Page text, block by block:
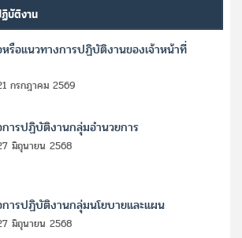
บัติงาน
รือแนวทางการปฏิบัติงานของเจ้าหน้าที่
กรกฎาคม 2569
ารปฏิบัติงานกลุ่มอำนวยการ
มิถุนายน 2568
ารปฏิบัติงานกลุ่มนโยบายและแผน
มิถุนายน 2568